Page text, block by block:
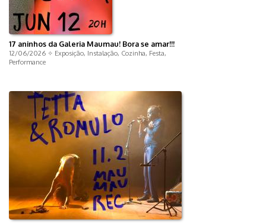
17 aninhos da Galeria Maumau! Bora se amar!!!
12/06/2026 ✧ Exposição, Instalação, Cozinha, Festa,
Performance